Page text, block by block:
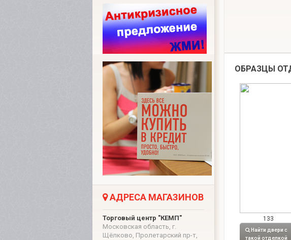
АДРЕСА МАГАЗИНОВ
Торговый центр "КЕМП"
Московская область, г.
Щёлково, Пролетарский пр-т,
ОБРАЗЦЫ
133
Найти двери с
такой отделкой